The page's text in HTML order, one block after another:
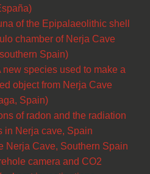
of the Epipalaeolithic shell
chamber of Nerja Cave
Spain)
new species used to make a
object from Nerja Cave
Spain)
of radon and the radiation
in Nerja cave, Spain
Nerja Cave, Southern Spain
camera and CO2